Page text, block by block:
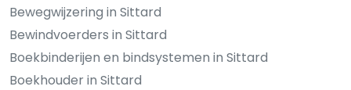
Bewegwijzering in Sittard
Bewindvoerders in Sittard
Boekbinderijen en bindsystemen in Sittard
Boekhouder in Sittard